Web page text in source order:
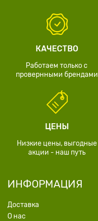
КАЧЕСТВО
Работаем только с
провернными брендами
ЦЕНЫ
Низкие цены, выгодные
акции - наш путь
ИНФОРМАЦИЯ
Доставка
О нас